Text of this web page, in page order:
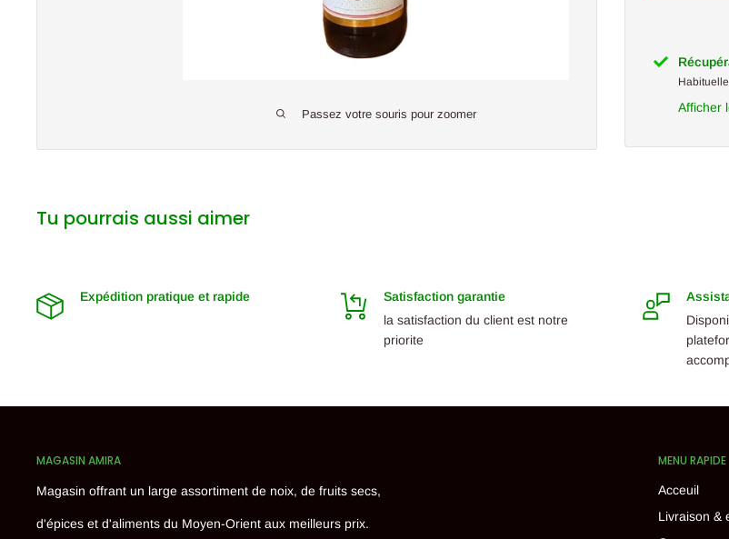
Passez votre souris pour zoomer Afficher
Tu pourrais aussi aimer
Expédition pratique et rapide
Satisfaction garantie
la satisfaction du client est notre
priorite
MAGASIN AMIRA
Magasin offrant un large assortiment de noix, de fruits secs,
d'épices et d'aliments du Moyen-Orient aux meilleurs prix.
MENU RAPIDE
Acceuil
Livraison &